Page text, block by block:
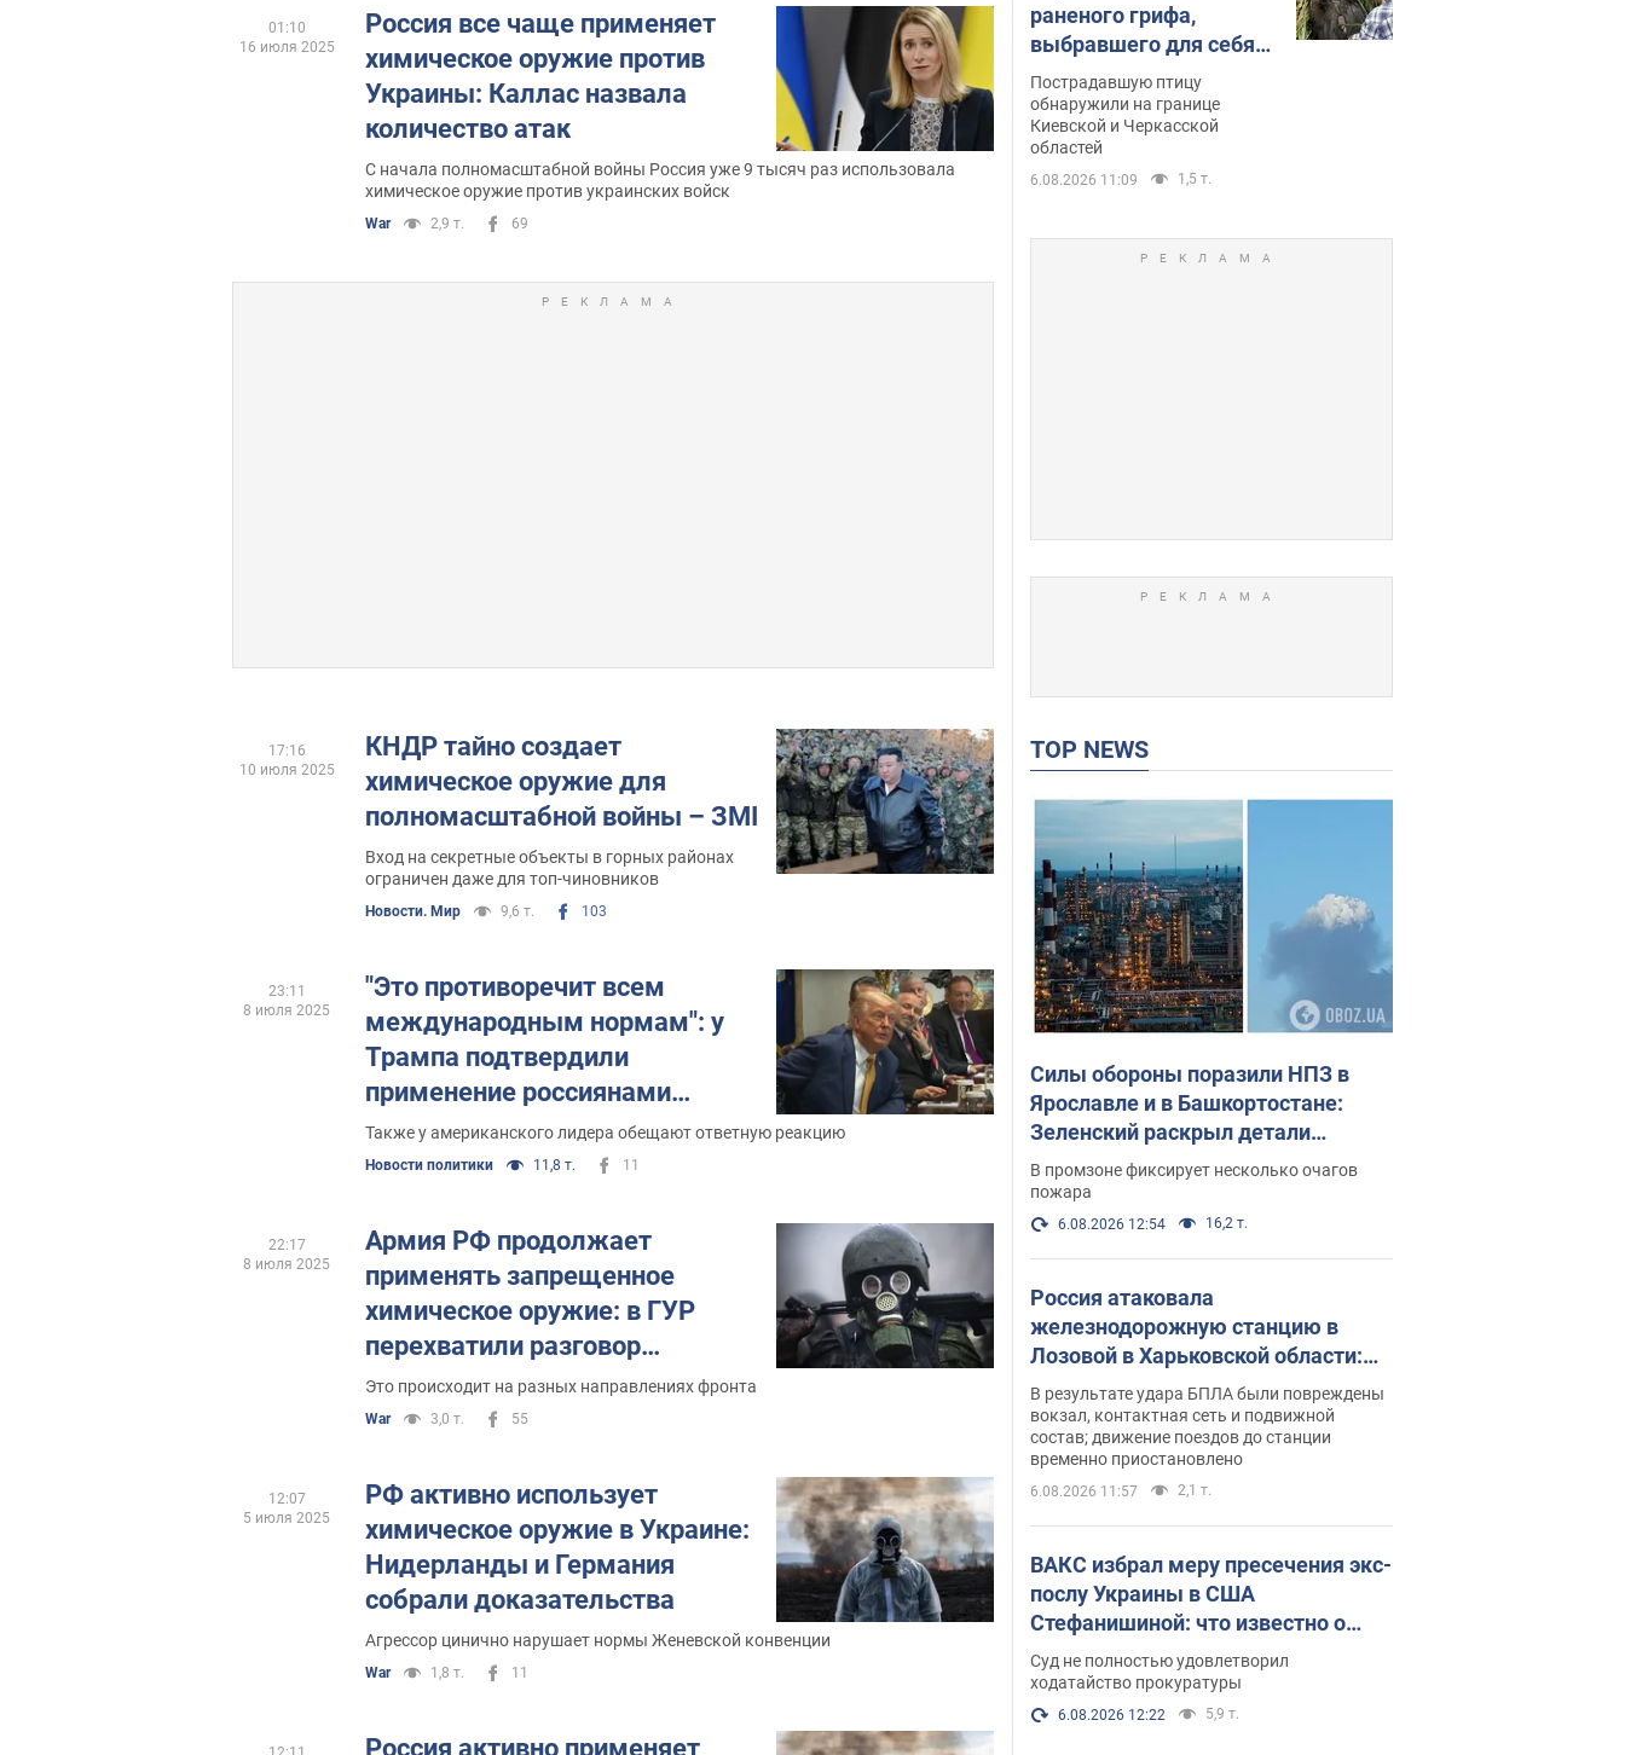
Россия все чаще применяет
химическое оружие против
Украины: Каллас назвала
количество атак
С начала полномасштабной войны Россия уже 9 тысяч раз использовала
химическое оружие против украинских войск
War 2,9 т. 69
01:10
16 июля 2025
КНДР тайно создает
химическое оружие для
полномасштабной войны – ЗМІ
Вход на секретные объекты в горных районах
ограничен даже для топ-чиновников
Новости. Мир 9,6 т. 103
17:16
10 июля 2025
"Это противоречит всем
международным нормам": у
Трампа подтвердили
применение россиянами
химического оружия в
Украине. Видео
Также у американского лидера обещают ответную реакцию
Новости политики 11,8 т. 11
23:11
8 июля 2025
Армия РФ продолжает
применять запрещенное
химическое оружие: в ГУР
перехватили разговор
оккупантов
Это происходит на разных направлениях фронта
War 3,0 т. 55
22:17
8 июля 2025
РФ активно использует
химическое оружие в Украине:
Нидерланды и Германия
собрали доказательства
Агрессор цинично нарушает нормы Женевской конвенции
War 1,8 т. 11
12:07
5 июля 2025
Россия активно применяет
раненого грифа,
выбравшего для себя
нетипичный маршрут.
Фото
Пострадавшую птицу
обнаружили на границе
Киевской и Черкасской
областей
6.08.2026 11:09 1,5 т.
TOP NEWS
Силы обороны поразили НПЗ в
Ярославле и в Башкортостане:
Зеленский раскрыл детали
операции. Фото и видео
В промзоне фиксирует несколько очагов
пожара
6.08.2026 12:54 16,2 т.
Россия атаковала
железнодорожную станцию в
Лозовой в Харьковской области:
есть погибшие и раненые
В результате удара БПЛА были повреждены
вокзал, контактная сеть и подвижной
состав; движение поездов до станции
временно приостановлено
6.08.2026 11:57 2,1 т.
ВАКС избрал меру пресечения экс-
послу Украины в США
Стефанишиной: что известно о
деле
Суд не полностью удовлетворил
ходатайство прокуратуры
6.08.2026 12:22 5,9 т.